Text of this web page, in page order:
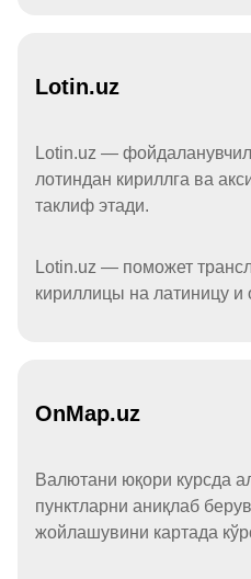
Lotin.uz
Lotin.uz —
лотиндан кириллга ва
таклиф этади.
Lotin.uz — поможет
кириллицы на латиницу и
OnMap.uz
Валютани юқори курсда
пунктларни аниқлаб
жойлашувини картада